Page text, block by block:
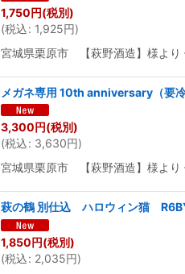
1,750円(税別)
(税込: 1,925円)
宮城県栗原市 【萩野酒造】様
メガネ専用 10th anniversary（
3,300円(税別)
(税込: 3,630円)
宮城県栗原市 【萩野酒造】様
萩の鶴 別仕込 ハロウィン猫
1,850円(税別)
(税込: 2,035円)